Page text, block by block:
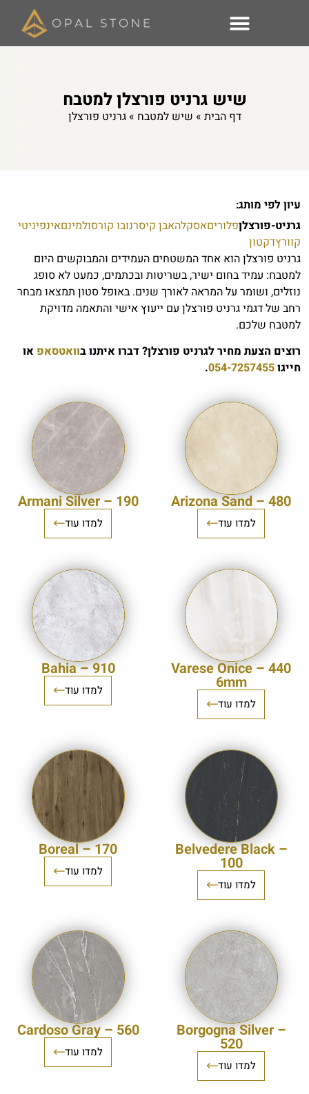
שיש גרניט פורצלן למטבח
דף הבית » שיש למטבח »גרניט פורצלן
עיון לפי מותג:
גרניט-פורצלןפלוריםאסקלהאבן קיסרנובו קורסולמינםאינפיניטי
קוורץדקטון
גרניט פורצלן הוא אחד המשטחים העמידים והמבוקשים היום
למטבח: עמיד בחום ישיר, בשריטות ובכתמים, כמעט לא סופג
נוזלים, ושומר על המראה לאורך שנים. באופל סטון תמצאו מבחר
רחב של דגמי גרניט פורצלן עם ייעוץ אישי והתאמה מדויקת
למטבח שלכם.
רוצים הצעת מחיר לגרניט פורצלן? דברו איתנו בוואטסאפ או
חייגו054-7257455
.
Arizona Sand – 480
למדו עוד
Armani Silver – 190
למדו עוד
Varese Onice – 440
6mm
למדו עוד
Bahia – 910
למדו עוד
Belvedere Black –
100
למדו עוד
Boreal – 170
למדו עוד
Borgogna Silver –
520
למדו עוד
Cardoso Gray – 560
למדו עוד